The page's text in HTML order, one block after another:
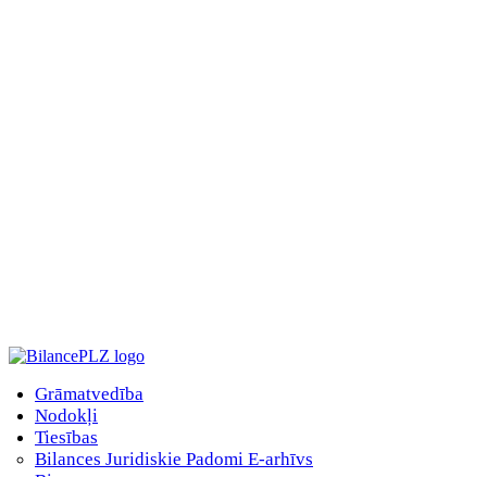
Grāmatvedība
Nodokļi
Tiesības
Bilances Juridiskie Padomi E-arhīvs